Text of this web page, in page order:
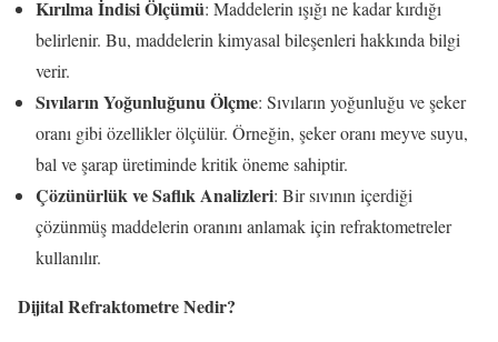
Kırılma İndisi Ölçümü: Maddelerin ışığı ne kadar kırdığı
belirlenir. Bu, maddelerin kimyasal bileşenleri hakkında bilgi
verir.
Sıvıların Yoğunluğunu Ölçme: Sıvıların yoğunluğu ve şeker
oranı gibi özellikler ölçülür. Örneğin, şeker oranı meyve suyu,
bal ve şarap üretiminde kritik öneme sahiptir.
Çözünürlük ve Saflık Analizleri: Bir sıvının içerdiği
çözünmüş maddelerin oranını anlamak için refraktometreler
kullanılır.
Dijital Refraktometre Nedir?